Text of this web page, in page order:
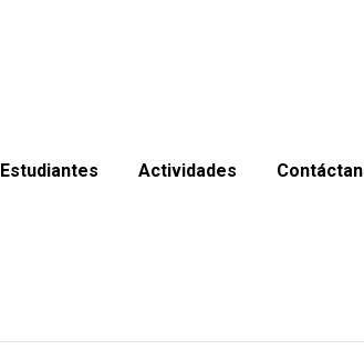
Estudiantes Actividades